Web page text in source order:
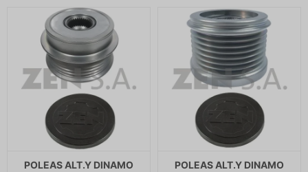
POLEAS ALT.Y DINAMO
POLEAS ALT.Y DINAMO